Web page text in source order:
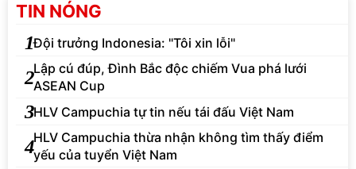
TIN NÓNG
1Đội trưởng Indonesia: "Tôi xin lỗi"
2Lập cú đúp, Đình Bắc độc chiếm Vua phá lưới
ASEAN Cup
3HLV Campuchia tự tin nếu tái đấu Việt Nam
4HLV Campuchia thừa nhận không tìm thấy điểm
yếu của tuyển Việt Nam